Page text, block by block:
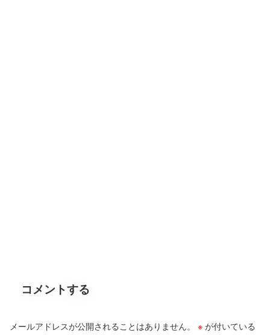
コメントする
メールアドレスが公開されることはありません。 ※が付いている